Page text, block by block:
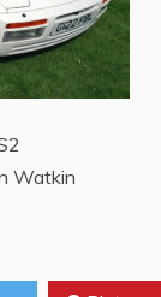
Watkin